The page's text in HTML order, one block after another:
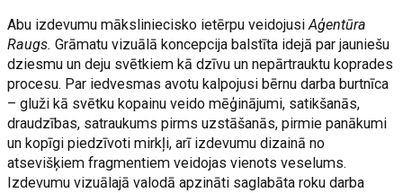
Abu izdevumu māksliniecisko ietērpu veidojusiAģentūra
Raugs. Grāmatu vizuālā koncepcija balstīta idejā par jauniešu
dziesmu un deju svētkiem kā dzīvu un nepārtrauktu koprades
procesu. Par iedvesmas avotu kalpojusi bērnu darba burtnīca
– gluži kā svētku kopainu veido mēģinājumi, satikšanās,
draudzības, satraukums pirms uzstāšanās, pirmie panākumi
un kopīgi piedzīvoti mirkļi, arī izdevumu dizainā no
atsevišķiem fragmentiem veidojas vienots veselums.
Izdevumu vizuālajā valodā apzināti saglabāta roku darba